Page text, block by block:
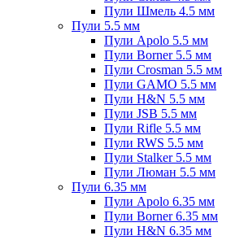
Пули Шмель 4.5 мм
Пули 5.5 мм
Пули Apolo 5.5 мм
Пули Borner 5.5 мм
Пули Crosman 5.5 мм
Пули GAMO 5.5 мм
Пули H&N 5.5 мм
Пули JSB 5.5 мм
Пули Rifle 5.5 мм
Пули RWS 5.5 мм
Пули Stalker 5.5 мм
Пули Люман 5.5 мм
Пули 6.35 мм
Пули Apolo 6.35 мм
Пули Borner 6.35 мм
Пули H&N 6.35 мм